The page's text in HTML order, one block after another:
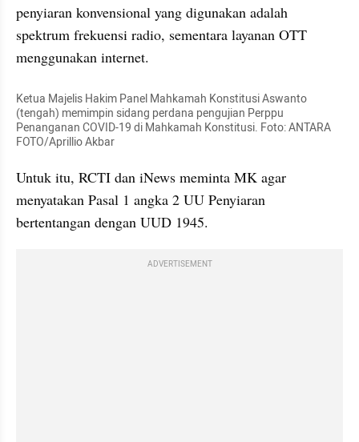
penyiaran konvensional yang digunakan adalah
spektrum frekuensi radio, sementara layanan OTT
menggunakan internet.
Ketua Majelis Hakim Panel Mahkamah Konstitusi Aswanto
(tengah) memimpin sidang perdana pengujian Perppu
Penanganan COVID-19 di Mahkamah Konstitusi. Foto: ANTARA
FOTO/Aprillio Akbar
Untuk itu, RCTI dan iNews meminta MK agar
menyatakan Pasal 1 angka 2 UU Penyiaran
bertentangan dengan UUD 1945.
ADVERTISEMENT